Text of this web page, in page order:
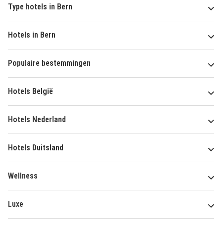
Type hotels in Bern
Hotels in Bern
Populaire bestemmingen
Hotels België
Hotels Nederland
Hotels Duitsland
Wellness
Luxe